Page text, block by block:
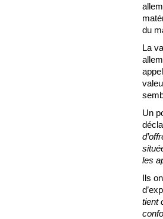
du
La
Un
les
Ils
tient